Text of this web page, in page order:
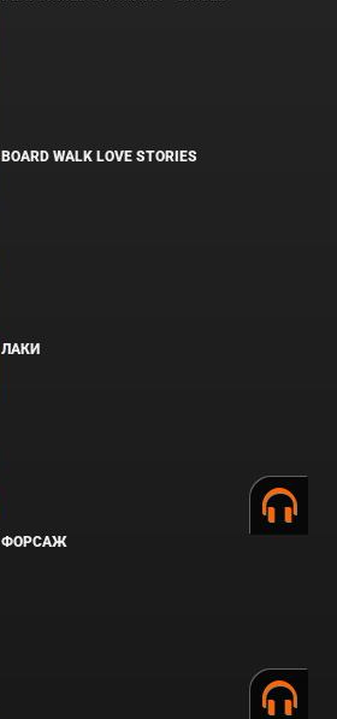
BOARD WALK LOVE STORIES
ЛАКИ
ФОРСАЖ